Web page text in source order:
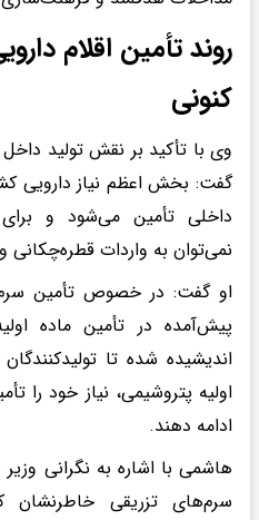
روند تأمین اقلام
کنونی
وی با تأکید بر نقش تولید
گفت: بخش اعظم نیاز دارویی
نمی‌توان به واردات قطره‌چکانی
او گفت: در خصوص تأمین
پیش‌آمده در تأمین ماده
اندیشیده شده تا
اولیه پتروشیمی، نیاز خود را
ادامه دهند.
هاشمی با اشاره به نگرانی
سرم‌های تزریقی خاطرنشان